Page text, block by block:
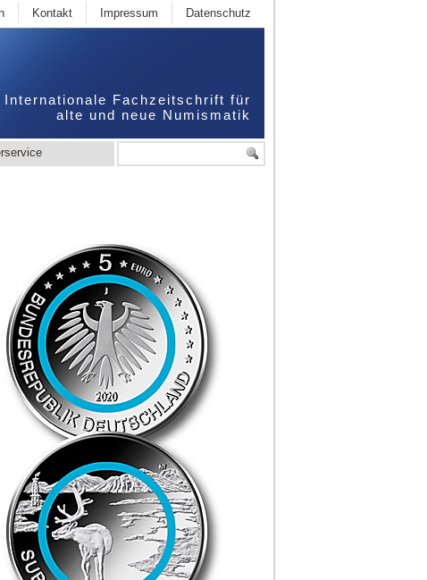
Datenschutz
Impressum
Kontakt
Internationale Fachzeitschrift für
alte und neue Numismatik